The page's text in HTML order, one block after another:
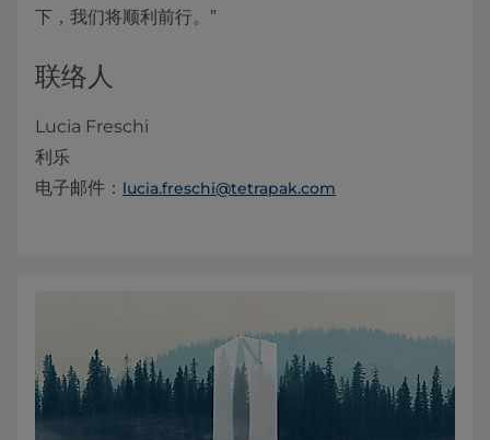
下，我们将顺利前行。”
联络人
Lucia Freschi
利乐
电子邮件： lucia.freschi@tetrapak.com